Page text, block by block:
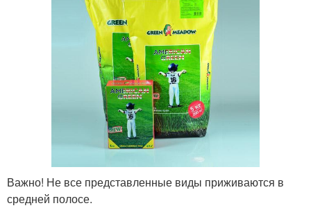
Важно! Не все представленные виды приживаются в
средней полосе.